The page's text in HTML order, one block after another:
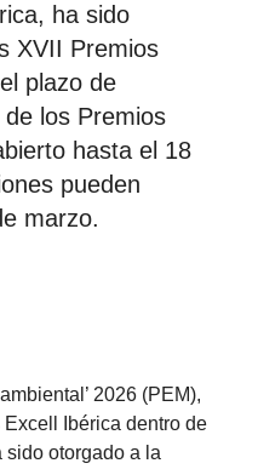
ha sido
XVII Premios
plazo de
los Premios
hasta el 18
pueden
marzo.
2026 (PEM),
Ibérica dentro de
sido otorgado a la